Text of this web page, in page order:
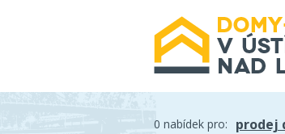
0 nabídek pro: prodej